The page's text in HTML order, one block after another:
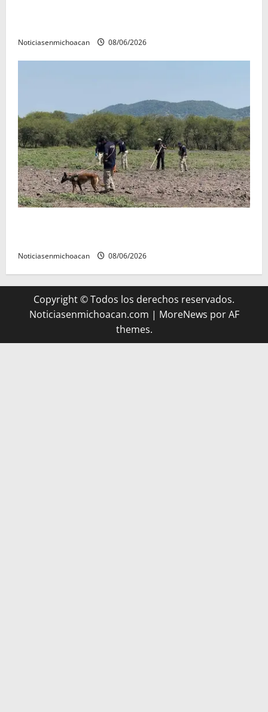
Noticiasenmichoacan 08/06/2026
Noticiasenmichoacan 08/06/2026
Copyright © Todos los derechos reservados.
Noticiasenmichoacan.com | MoreNews por AF
themes.